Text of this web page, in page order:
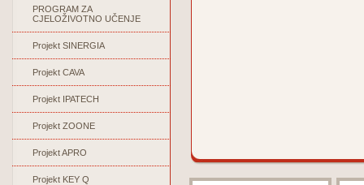
PROGRAM ZA
CJELOŽIVOTNO UČENJE
Projekt SINERGIA
Projekt CAVA
Projekt IPATECH
Projekt ZOONE
Projekt APRO
Projekt KEY Q